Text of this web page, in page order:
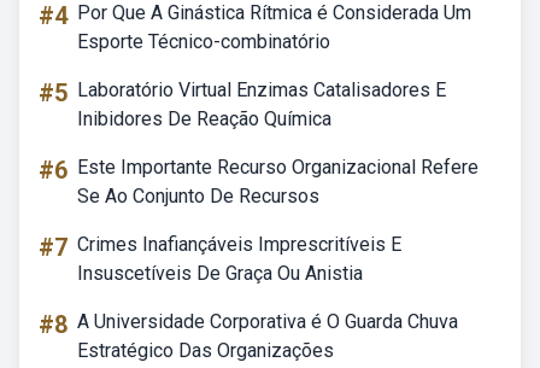
#4 Por Que A Ginástica Rítmica é Considerada Um
Esporte Técnico-combinatório
#5 Laboratório Virtual Enzimas Catalisadores E
Inibidores De Reação Química
#6 Este Importante Recurso Organizacional Refere
Se Ao Conjunto De Recursos
#7 Crimes Inafiançáveis Imprescritíveis E
Insuscetíveis De Graça Ou Anistia
#8 A Universidade Corporativa é O Guarda Chuva
Estratégico Das Organizações